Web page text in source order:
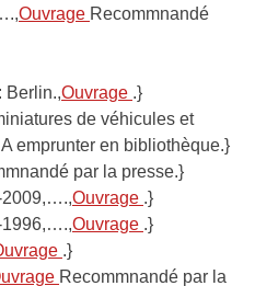
Ouvrage Recommnandé
Berlin.,Ouvrage .}
de véhicules et
A emprunter en bibliothèque.}
par la presse.}
2009,….,Ouvrage .}
1996,….,Ouvrage .}
.}
Recommnandé par la